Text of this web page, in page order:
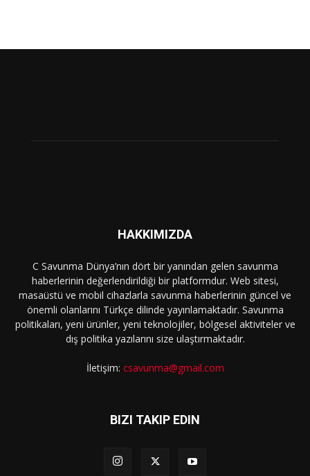
HAKKIMIZDA
C Savunma Dünya’nın dört bir yanından gelen savunma
haberlerinin değerlendirildiği bir platformdur. Web sitesi,
masaüstü ve mobil cihazlarla savunma haberlerinin güncel ve
önemli olanlarını Türkçe dilinde yayınlamaktadır. Savunma
politikaları, yeni ürünler, yeni teknolojiler, bölgesel aktiviteler ve
dış politika yazılarını size ulaştırmaktadır.
İletişim: csavunma@gmail.com
BIZI TAKIP EDIN